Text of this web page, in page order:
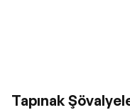
Tapınak